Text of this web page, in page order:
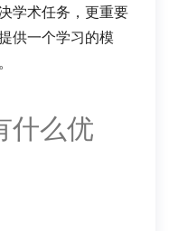
学术任务，更重要
供一个学习的模
什么优